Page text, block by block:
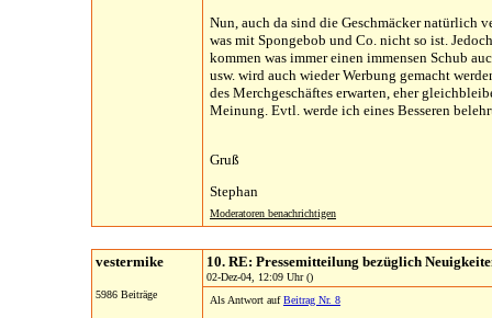
Nun, auch da sind die Geschmäcker natürlich
was mit Spongebob und Co. nicht so ist.
kommen was immer einen immensen Schub
usw. wird auch wieder Werbung gemacht
des Merchgeschäftes erwarten, eher
Meinung. Evtl. werde ich eines Besseren
Gruß
Stephan
Moderatoren benachrichtigen
vestermike
5986 Beiträge
10. RE: Pressemitteilung bezüglich
02-Dez-04, 12:09 Uhr ()
Als Antwort aufBeitrag Nr. 8